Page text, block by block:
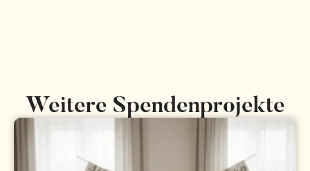
Weitere Spendenprojekte